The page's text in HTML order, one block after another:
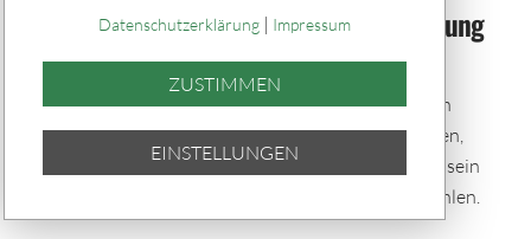
Sommerglück im Paket: Bei jeder Ziehung
dabei – auch im Urlaub
Mit den Sommerglück Spielpaketen bleibst du auch
während der Urlaubszeit im Spiel. Einmal auswählen,
automatisch tippen und bei allen Ziehungen dabei sein
– bequem per Quicktipp mit zufällig gewählten Zahlen.
Datenschutzerklärung| Impressum
ZUSTIMMEN
EINSTELLUNGEN